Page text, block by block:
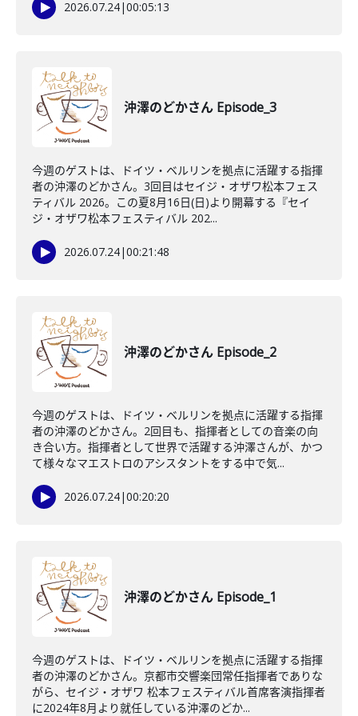
2026.07.24|00:05:13
沖澤のどかさん Episode_3
今週のゲストは、ドイツ・ベルリンを拠点に活躍する指揮
者の沖澤のどかさん。3回目はセイジ・オザワ松本フェス
ティバル 2026。この夏8月16日(日)より開幕する『セイ
ジ・オザワ松本フェスティバル 202...
2026.07.24|00:21:48
沖澤のどかさん Episode_2
今週のゲストは、ドイツ・ベルリンを拠点に活躍する指揮
者の沖澤のどかさん。2回目も、指揮者としての音楽の向
き合い方。指揮者として世界で活躍する沖澤さんが、かつ
て様々なマエストロのアシスタントをする中で気...
2026.07.24|00:20:20
沖澤のどかさん Episode_1
今週のゲストは、ドイツ・ベルリンを拠点に活躍する指揮
者の沖澤のどかさん。京都市交響楽団常任指揮者でありな
がら、セイジ・オザワ 松本フェスティバル首席客演指揮者
に2024年8月より就任している沖澤のどか...